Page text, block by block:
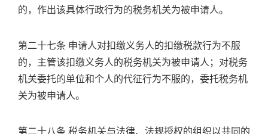
的，作出该具体行政行为的税务机关为被申请人。
第二十七条 申请人对扣缴义务人的扣缴税款行为不服
的，主管该扣缴义务人的税务机关为被申请人；对税务
机关委托的单位和个人的代征行为不服的，委托税务机
关为被申请人。
第二十八条 税务机关与法律、法规授权的组织以共同的